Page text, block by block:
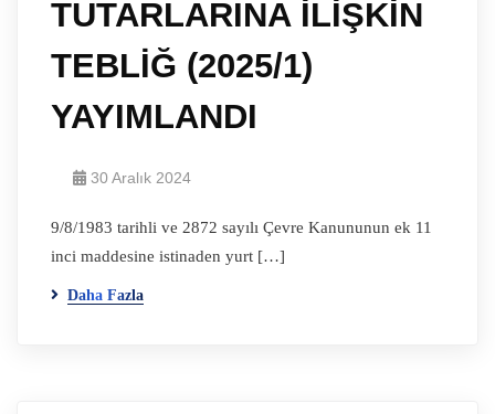
TUTARLARINA İLİŞKİN
TEBLİĞ (2025/1)
YAYIMLANDI
30 Aralık 2024
9/8/1983 tarihli ve 2872 sayılı Çevre Kanununun ek 11
inci maddesine istinaden yurt […]
Daha Fazla